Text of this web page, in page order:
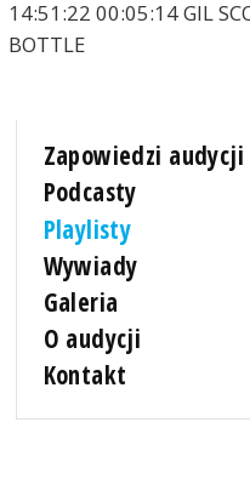
14:51:22 00:05:14 GIL
BOTTLE
Zapowiedzi audycji
Podcasty
Playlisty
Wywiady
Galeria
O audycji
Kontakt